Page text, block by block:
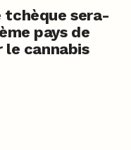
tchèque sera-
pays de
le cannabis